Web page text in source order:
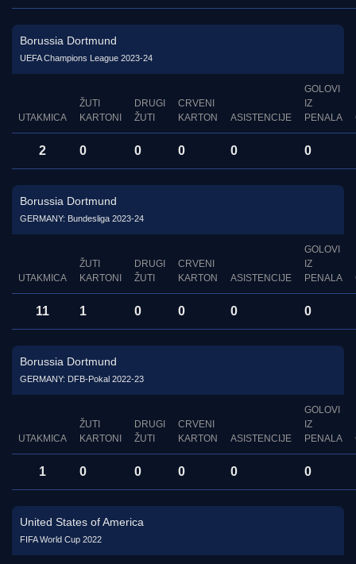
Borussia Dortmund
UEFA Champions League 2023-24
UTAKMICA
ŽUTI
KARTONI
DRUGI
ŽUTI
CRVENI
KARTON
ASISTENCIJE
GOLOVI
IZ
PENALA
2 0 0 0 0 0
Borussia Dortmund
GERMANY: Bundesliga 2023-24
UTAKMICA
ŽUTI
KARTONI
DRUGI
ŽUTI
CRVENI
KARTON
ASISTENCIJE
GOLOVI
IZ
PENALA
11 1 0 0 0 0
Borussia Dortmund
GERMANY: DFB-Pokal 2022-23
UTAKMICA
ŽUTI
KARTONI
DRUGI
ŽUTI
CRVENI
KARTON
ASISTENCIJE
GOLOVI
IZ
PENALA
1 0 0 0 0 0
United States of America
FIFA World Cup 2022